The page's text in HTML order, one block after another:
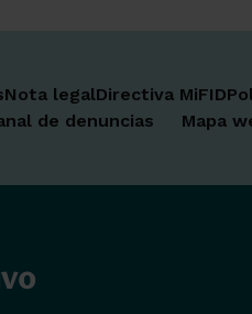
Nota legalDirectiva MiFID
de denuncias Mapa